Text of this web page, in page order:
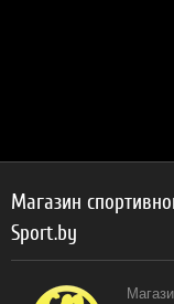
Магазин
Sport.by